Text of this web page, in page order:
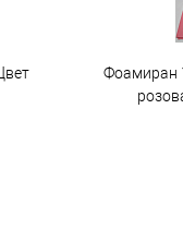
Фоамиран